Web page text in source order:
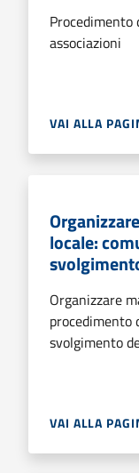
Procedimento
associazioni
VAI ALLA
locale:
Organizzare
procedimento
svolgimento
VAI ALLA